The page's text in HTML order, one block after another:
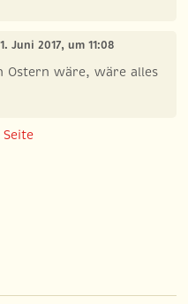
Juni 2017, um 11:08
Ostern wäre, wäre alles